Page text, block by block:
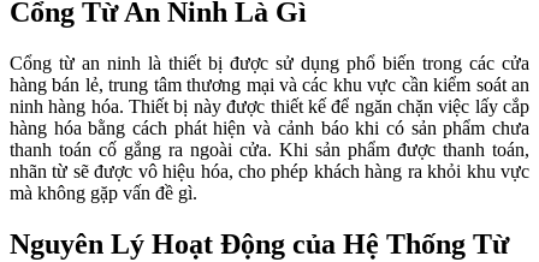
Cổng Từ An Ninh Là Gì
Cổng từ an ninh là thiết bị được sử dụng phổ biến trong các cửa
hàng bán lẻ, trung tâm thương mại và các khu vực cần kiểm soát an
ninh hàng hóa. Thiết bị này được thiết kế để ngăn chặn việc lấy cắp
hàng hóa bằng cách phát hiện và cảnh báo khi có sản phẩm chưa
thanh toán cố gắng ra ngoài cửa. Khi sản phẩm được thanh toán,
nhãn từ sẽ được vô hiệu hóa, cho phép khách hàng ra khỏi khu vực
mà không gặp vấn đề gì.
Nguyên Lý Hoạt Động của Hệ Thống Từ